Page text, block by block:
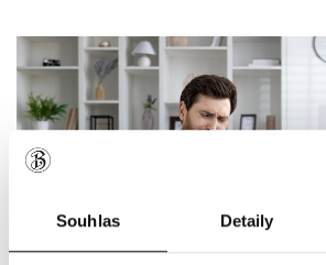
Souhlas Detaily